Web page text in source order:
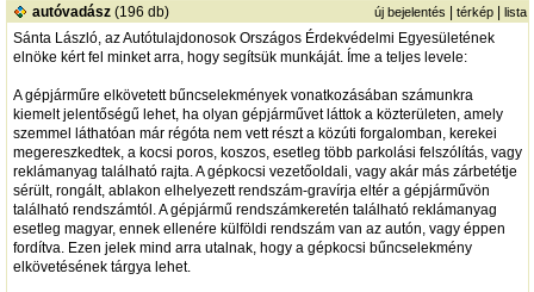
autóvadász(196 db) új bejelentés | térkép| lista
Sánta László, az Autótulajdonosok Országos Érdekvédelmi Egyesületének
elnöke kért fel minket arra, hogy segítsük munkáját. Íme a teljes levele:
A gépjárműre elkövetett bűncselekmények vonatkozásában számunkra
kiemelt jelentőségű lehet, ha olyan gépjárművet láttok a közterületen, amely
szemmel láthatóan már régóta nem vett részt a közúti forgalomban, kerekei
megereszkedtek, a kocsi poros, koszos, esetleg több parkolási felszólítás, vagy
reklámanyag található rajta. A gépkocsi vezetőoldali, vagy akár más zárbetétje
sérült, rongált, ablakon elhelyezett rendszám-gravírja eltér a gépjárművön
található rendszámtól. A gépjármű rendszámkeretén található reklámanyag
esetleg magyar, ennek ellenére külföldi rendszám van az autón, vagy éppen
fordítva. Ezen jelek mind arra utalnak, hogy a gépkocsi bűncselekmény
elkövetésének tárgya lehet.